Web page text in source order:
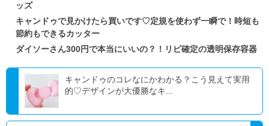
ッズ
キャンドゥで見かけたら買いです♡定規を使わず一瞬で！時短も
節約もできるカッター
ダイソーさん300円で本当にいいの？！リピ確定の透明保存容器
キャンドゥのコレなにかわかる？こう見えて実用
的♡デザインが大優勝なキ...